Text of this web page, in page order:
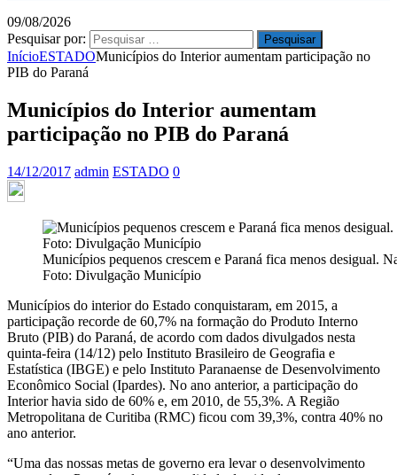
09/08/2026
Pesquisar por:
InícioESTADOMunicípios do Interior aumentam participação no
PIB do Paraná
Municípios do Interior aumentam
participação no PIB do Paraná
14/12/2017 admin ESTADO 0
Municípios pequenos crescem e Paraná fica menos desigual.
Foto: Divulgação Município
Municípios do interior do Estado conquistaram, em 2015, a
participação recorde de 60,7% na formação do Produto Interno
Bruto (PIB) do Paraná, de acordo com dados divulgados nesta
quinta-feira (14/12) pelo Instituto Brasileiro de Geografia e
Estatística (IBGE) e pelo Instituto Paranaense de Desenvolvimento
Econômico Social (Ipardes). No ano anterior, a participação do
Interior havia sido de 60% e, em 2010, de 55,3%. A Região
Metropolitana de Curitiba (RMC) ficou com 39,3%, contra 40% no
ano anterior.
“Uma das nossas metas de governo era levar o desenvolvimento